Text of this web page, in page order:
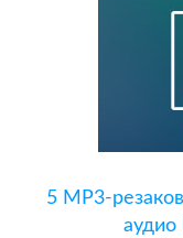
5 MP3-
аудио